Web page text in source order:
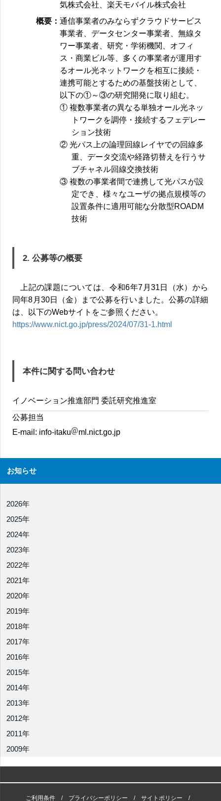
気株式会社、楽天モバイル株式会社
概要：通信事業者のみならずクラウドサービス
事業者、データセンター事業者、無線タ
ワー事業者、研究・学術機関、オフィ
ス・商業ビル等、多くの事業者が運用す
るオール光ネットワークを相互に接続・
連携可能とするための基盤技術として、
以下の①～③の研究開発に取り組む。
① 複数事業者の異なる単独オール光ネッ
トワークを調停・接続するフェデレー
ション技術
② 光パス上の論理回線レイヤでの回線多
重、データ交流や経路切替えを行うサ
ブチャネル回線交換技術
③ 複数の事業者間で連携して光パスが設
定でき、様々なユーザの拠点規模等の
設置条件に適用可能な分散型ROADM
技術
2. 公募等の概要
上記の課題については、令和6年7月31日（水）から
同年8月30日（金）まで公募を行いました。公募の詳細
は、以下のWebサイトをご参照ください。
https://www.nict.go.jp/press/2024/07/31-1.html
本件に関する問い合わせ
イノベーション推進部門 委託研究推進室
公募担当
E-mail: info-itaku ml.nict.go.jp
お知らせ
2026年
2025年
2024年
2023年
2022年
2021年
2020年
2019年
2018年
2017年
2016年
2015年
2014年
2013年
2012年
2011年
2009年
ご利用条件 プライバシーポリシー サイトポリシー